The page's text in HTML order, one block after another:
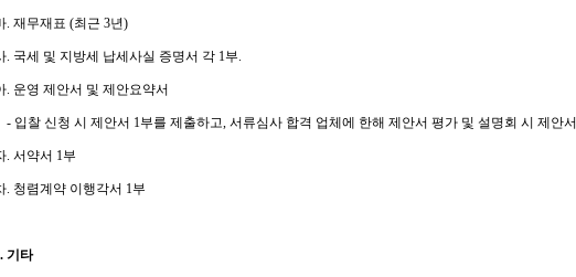
. 재무재표 (최근 3년)
. 국세 및 지방세 납세사실 증명서 각 1부.
. 운영 제안서 및 제안요약서
입찰 신청 시 제안서 1부를 제출하고, 서류심사 합격 업체에 한해 제안서 평가 및 설명회 시 제안서
. 서약서 1부
. 청렴계약 이행각서 1부
기타